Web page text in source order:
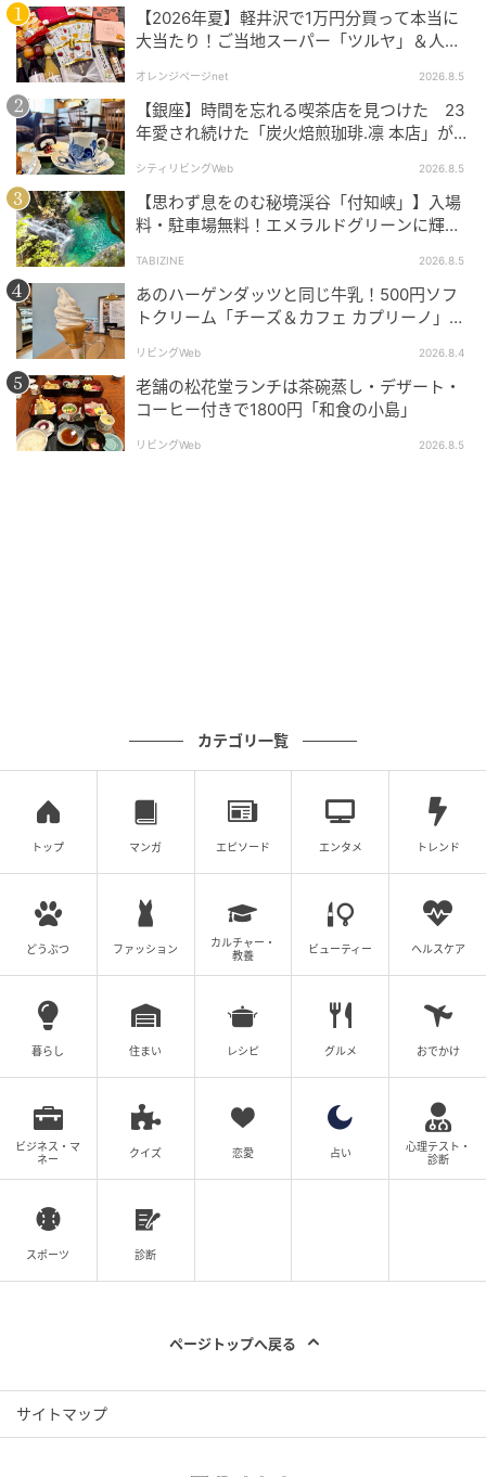
くどうれいん
【2026年夏】軽井沢で1万円分買って本当に
大当たり！ご当地スーパー「ツルヤ」＆人気
オレンジページnet 2026.8.5
【銀座】時間を忘れる喫茶店を見つけた 23
年愛され続けた「炭火焙煎珈琲.凛 本店」がも
シティリビングWeb 2026.8.5
【思わず息をのむ秘境渓谷「付知峡」】入場
料・駐車場無料！エメラルドグリーンに輝く
TABIZINE 2026.8.5
あのハーゲンダッツと同じ牛乳！500円ソフ
トクリーム「チーズ＆カフェ カプリーノ」
リビングWeb 2026.8.4
老舗の松花堂ランチは茶碗蒸し・デザート・
コーヒー付きで1800円「和食の小島」
リビングWeb 2026.8.5
カテゴリ一覧
トップ マンガ エピソード エンタメ トレンド
どうぶつ ファッション
カルチャー・
教養
ビューティー ヘルスケア
暮らし 住まい レシピ グルメ おでかけ
ビジネス・マ
ネー
クイズ 恋愛 占い
心理テスト・
診断
スポーツ 診断
ページトップへ戻る
サイトマップ